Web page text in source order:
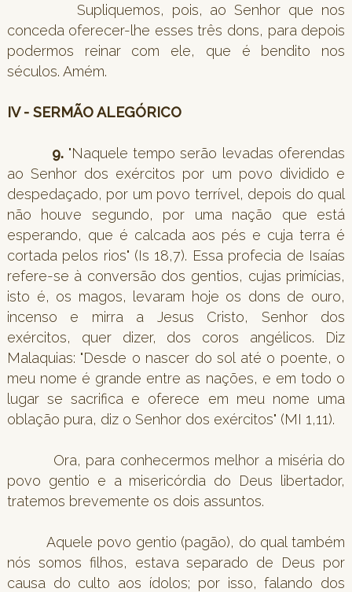
Supliquemos, pois, ao Senhor que nos
conceda oferecer-lhe esses três dons, para depois
podermos reinar com ele, que é bendito nos
séculos. Amém.
IV - SERMÃO ALEGÓRICO
9."Naquele tempo serão levadas oferendas
ao Senhor dos exércitos por um povo dividido e
despedaçado, por um povo terrível, depois do qual
não houve segundo, por uma nação que está
esperando, que é calcada aos pés e cuja terra é
cortada pelos rios" (Is 18,7). Essa profecia de Isaías
refere-se à conversão dos gentios, cujas primícias,
isto é, os magos, levaram hoje os dons de ouro,
incenso e mirra a Jesus Cristo, Senhor dos
exércitos, quer dizer, dos coros angélicos. Diz
Malaquias: "Desde o nascer do sol até o poente, o
meu nome é grande entre as nações, e em todo o
lugar se sacrifica e oferece em meu nome uma
oblação pura, diz o Senhor dos exércitos" (MI 1,11).
Ora, para conhecermos melhor a miséria do
povo gentio e a misericórdia do Deus libertador,
tratemos brevemente os dois assuntos.
Aquele povo gentio (pagão), do qual também
nós somos filhos, estava separado de Deus por
causa do culto aos ídolos; por isso, falando dos